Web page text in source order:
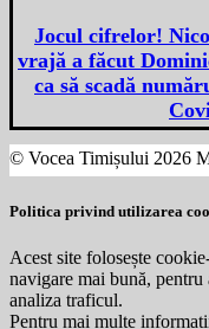
Jocul cifrelor!
vrajă a făcut
ca să scadă
© Vocea Timișului 2026
Politica privind utilizarea
Acest site folosește
navigare mai bună,
analiza traficul.
Pentru mai multe